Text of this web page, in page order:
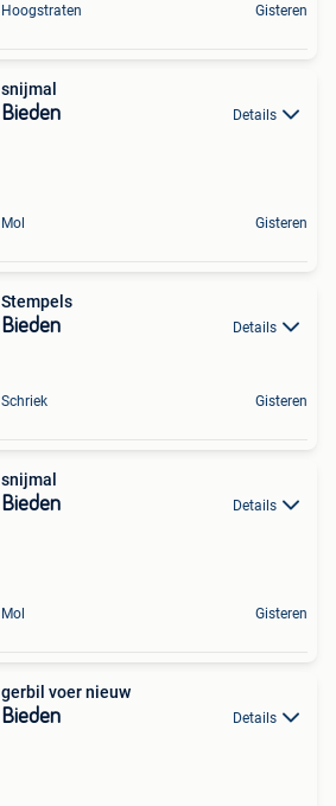
Hoogstraten Gisteren
snijmal
Bieden Details
Mol Gisteren
Stempels
Bieden Details
Schriek Gisteren
snijmal
Bieden Details
Mol Gisteren
gerbil voer nieuw
Bieden Details